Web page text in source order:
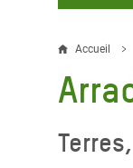
NOS
Eau
Accueil